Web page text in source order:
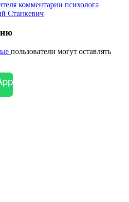
комментарии психолога
Станкевич
пользователи могут оставлять